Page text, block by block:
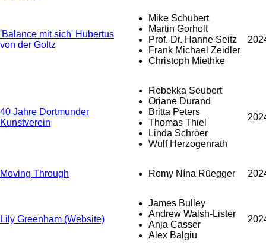
'Balance mit sich' Hubertus
von der Goltz
Mike Schubert
Martin Gorholt
Prof. Dr. Hanne Seitz
Frank Michael Zeidler
Christoph Miethke
40 Jahre Dortmunder
Kunstverein
Rebekka Seubert
Oriane Durand
Britta Peters
Thomas Thiel
Linda Schröer
Wulf Herzogenrath
Moving Through Romy Nína Rüegger
Lily Greenham (Website)
James Bulley
Andrew Walsh-Lister
Anja Casser
Alex Balgiu